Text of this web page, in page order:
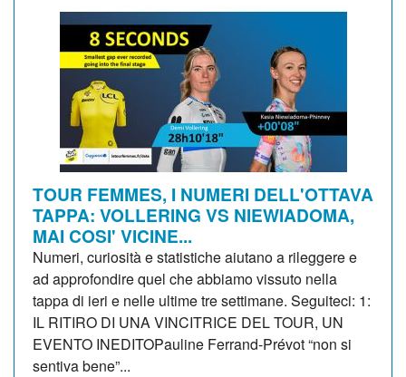
TOUR FEMMES, I NUMERI DELL'OTTAVA
TAPPA: VOLLERING VS NIEWIADOMA,
MAI COSI' VICINE...
Numeri, curiosità e statistiche aiutano a rileggere e
ad approfondire quel che abbiamo vissuto nella
tappa di ieri e nelle ultime tre settimane. Seguiteci: 1:
IL RITIRO DI UNA VINCITRICE DEL TOUR, UN
EVENTO INEDITOPauline Ferrand-Prévot “non si
sentiva bene”...